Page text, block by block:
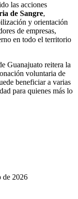
las acciones
de Sangre,
y orientación
de empresas,
en todo el territorio
Guanajuato reitera la
voluntaria de
beneficiar a varias
para quienes más lo
de 2026